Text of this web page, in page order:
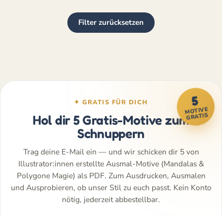
Filter zurücksetzen
5
MOTIVE
GRATIS
✦ GRATIS FÜR DICH
Hol dir 5 Gratis-Motive zum
Schnuppern
Trag deine E-Mail ein — und wir schicken dir 5 von
Illustrator:innen erstellte Ausmal-Motive (Mandalas &
Polygone Magie) als PDF. Zum Ausdrucken, Ausmalen
und Ausprobieren, ob unser Stil zu euch passt. Kein Konto
nötig, jederzeit abbestellbar.